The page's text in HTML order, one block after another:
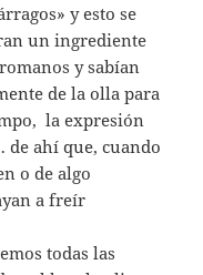
y esto se
un ingrediente
y sabían
de la olla para
la expresión
de ahí que, cuando
o de algo
a freír
todas las